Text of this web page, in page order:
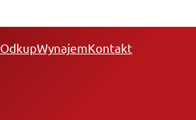
OdkupWynajemKontakt